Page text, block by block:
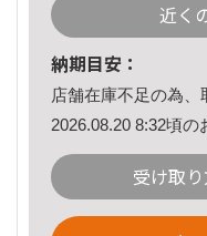
近く
納期目安：
店舗在庫不足の為、
2026.08.20 8:32頃の
受け取